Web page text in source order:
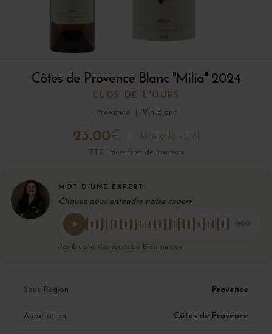
Côtes de Provence Blanc "Milia" 2024
CLOS DE L'OURS
Provence
Vin Blanc
23.00€ Bouteille 75 cl
TTC · Hors frais de livraison
MOT D'UNE EXPERT
Cliquez pour entendre notre expert
0:00
Par Eryane, Responsable E-commerce
Sous Région Provence
Appellation Côtes de Provence